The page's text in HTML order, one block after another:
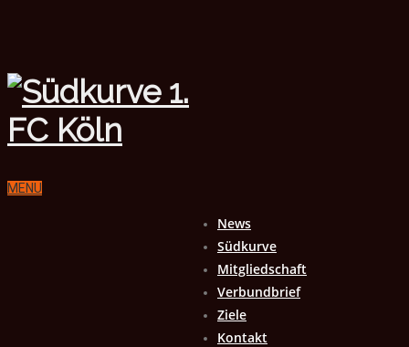
MENU
News
Südkurve
Mitgliedschaft
Verbundbrief
Ziele
Kontakt